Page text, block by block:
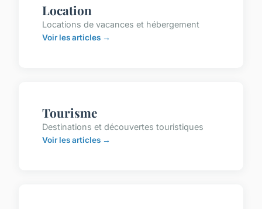
Location
Locations de vacances et hébergement
Voir les articles →
Tourisme
Destinations et découvertes touristiques
Voir les articles →